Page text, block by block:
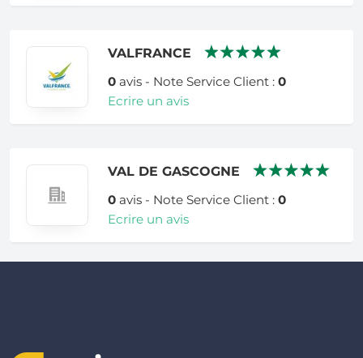
VALFRANCE
0avis - Note Service Client : 0
Ecrire un avis
VAL DE GASCOGNE
0avis - Note Service Client : 0
Ecrire un avis